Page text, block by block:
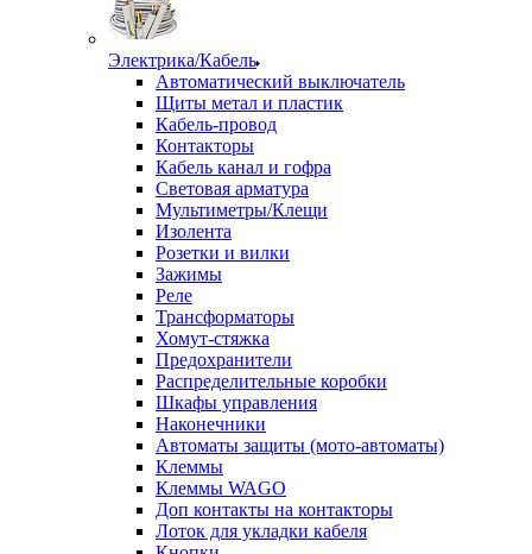
Электрика/Кабель
Автоматический выключатель
Щиты метал и пластик
Кабель-провод
Контакторы
Кабель канал и гофра
Световая арматура
Мультиметры/Клещи
Изолента
Розетки и вилки
Зажимы
Реле
Трансформаторы
Хомут-стяжка
Предохранители
Распределительные коробки
Шкафы управления
Наконечники
Автоматы защиты (мото-автоматы)
Клеммы
Клеммы WAGO
Доп контакты на контакторы
Лоток для укладки кабеля